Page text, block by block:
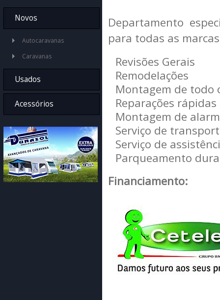
Departamento
para todas as
Revisões Gerais
Remodelações
Montagem de todo
Reparações rápidas
Montagem de
Serviço de
Serviço de
Parqueamento
Financiamento:
Novos
Autocaravanas
Caravanas
Usados
Autocaravanas
Caravanas
Residênciais
Acessórios
Aquecimentos
Frigorificos
Cozinha
Casa de Banho